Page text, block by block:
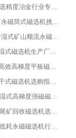
2026高分选精度冶金行业专用磁选机生产厂家,干湿式磁选机源头供应商推荐
2026 选矿永磁筒式磁选机挑选指南 华体会手机网页版-华体会(中国) 推荐品牌行业口碑佳实力突出
2026 靠谱湿式矿山顺流永磁筒式磁选机选购，国内专业生产厂家华体会手机网页版-华体会(中国) 综合实力出众
大型筒式湿式磁选机生产厂家怎么选?华体会手机网页版-华体会(中国) 设备口碑广受行业认可
湿式提纯高效高梯度平板磁选机靠谱设备源头厂商华体会手机网页版-华体会(中国) 综合测评
板式节能干式磁选机选购指南，源头生产厂家华体会手机网页版-华体会(中国) 综合实力可观
2026矿用湿式高梯度强磁磁选机选购指南，临朐靠谱磁电生产厂家华体会手机网页版-华体会(中国) 详解
2026细粒尾矿回收磁选机选购指南 产业集群优质生产厂家华体会手机网页版-华体会(中国) 解析
2026节能低耗永磁磁选机行业优选标杆 临朐华体会手机网页版-华体会(中国) 专业生产厂家